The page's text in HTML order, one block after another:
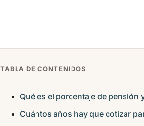
TABLA DE CONTENIDOS
Qué es el porcentaje de pensión
Cuántos años hay que cotizar